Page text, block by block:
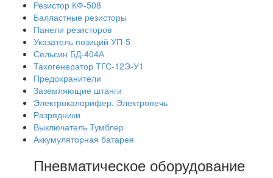
Резистор КФ-508
Балластные резисторы
Панели резисторов
Указатель позиций УП-5
Сельсин БД-404А
Тахогенератор ТГС-12Э-У1
Предохранители
Заземляющие штанги
Электрокалорифер. Электропечь
Разрядники
Выключатель Тумблер
Аккумуляторная батарея
Пневматическое оборудование